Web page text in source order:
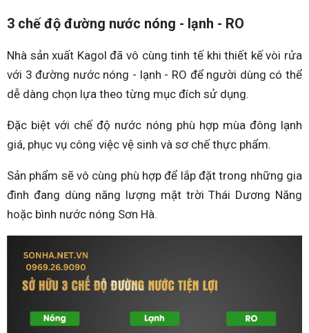
3 chế độ đường nước nóng - lạnh - RO
Nhà sản xuất Kagol đã vô cùng tinh tế khi thiết kế vòi rửa
với 3 đường nước nóng - lạnh - RO để người dùng có thể
dễ dàng chọn lựa theo từng mục đích sử dụng.
Đặc biệt với chế độ nước nóng phù hợp mùa đông lạnh
giá, phục vụ công việc vệ sinh và sơ chế thực phẩm.
Sản phẩm sẽ vô cùng phù hợp để lắp đặt trong những gia
đình đang dùng năng lượng mặt trời Thái Dương Năng
hoặc bình nước nóng Sơn Hà.